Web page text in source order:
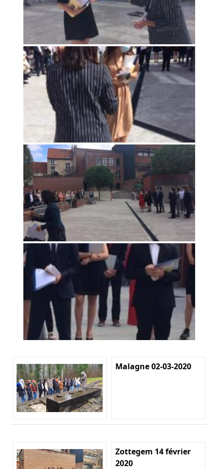
Malagne 02-03-2020
Zottegem 14 février
2020